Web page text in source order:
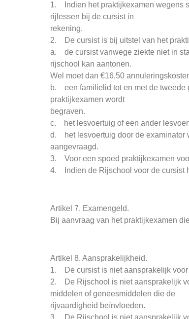
1. Indien het praktijkexamen wegens
rijlessen bij de cursist in
rekening.
2. De cursist is bij uitstel van het
a. de cursist vanwege ziekte niet in
rijschool kan aantonen.
Wel moet dan €16,50
b. een familielid tot en met de tweede
praktijkexamen wordt
begraven.
c. het lesvoertuig of een ander
d. het lesvoertuig door de examinator
aangevraagd.
3. Voor een spoed praktijkexamen
4. Indien de Rijschool voor de cursist
Artikel 7. Examengeld.
Bij aanvraag van het praktijkexamen
Artikel 8. Aansprakelijkheid.
1. De cursist is niet aansprakelijk voor
2. De Rijschool is niet aansprakelijk
middelen of geneesmiddelen die de
rijvaardigheid beïnvloeden.
3. De Rijschool is niet aansprakelijk